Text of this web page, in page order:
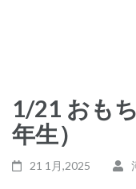
1/21 おも
年生）
21 1月,2025